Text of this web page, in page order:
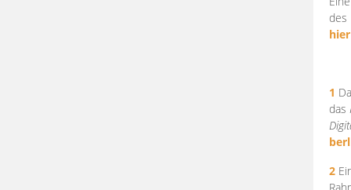
des
hier
1
das
2